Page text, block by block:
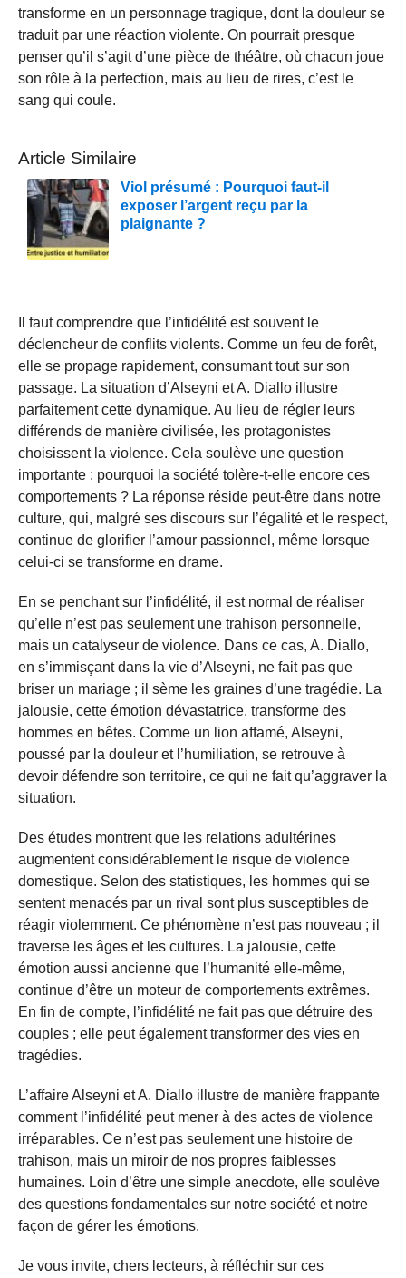
transforme en un personnage tragique, dont la douleur se
traduit par une réaction violente. On pourrait presque
penser qu’il s’agit d’une pièce de théâtre, où chacun joue
son rôle à la perfection, mais au lieu de rires, c’est le
sang qui coule.
Article Similaire
Viol présumé : Pourquoi faut-il
exposer l’argent reçu par la
plaignante ?
Il faut comprendre que l’infidélité est souvent le
déclencheur de conflits violents. Comme un feu de forêt,
elle se propage rapidement, consumant tout sur son
passage. La situation d’Alseyni et A. Diallo illustre
parfaitement cette dynamique. Au lieu de régler leurs
différends de manière civilisée, les protagonistes
choisissent la violence. Cela soulève une question
importante : pourquoi la société tolère-t-elle encore ces
comportements ? La réponse réside peut-être dans notre
culture, qui, malgré ses discours sur l’égalité et le respect,
continue de glorifier l’amour passionnel, même lorsque
celui-ci se transforme en drame.
En se penchant sur l’infidélité, il est normal de réaliser
qu’elle n’est pas seulement une trahison personnelle,
mais un catalyseur de violence. Dans ce cas, A. Diallo,
en s’immisçant dans la vie d’Alseyni, ne fait pas que
briser un mariage ; il sème les graines d’une tragédie. La
jalousie, cette émotion dévastatrice, transforme des
hommes en bêtes. Comme un lion affamé, Alseyni,
poussé par la douleur et l’humiliation, se retrouve à
devoir défendre son territoire, ce qui ne fait qu’aggraver la
situation.
Des études montrent que les relations adultérines
augmentent considérablement le risque de violence
domestique. Selon des statistiques, les hommes qui se
sentent menacés par un rival sont plus susceptibles de
réagir violemment. Ce phénomène n’est pas nouveau ; il
traverse les âges et les cultures. La jalousie, cette
émotion aussi ancienne que l’humanité elle-même,
continue d’être un moteur de comportements extrêmes.
En fin de compte, l’infidélité ne fait pas que détruire des
couples ; elle peut également transformer des vies en
tragédies.
L’affaire Alseyni et A. Diallo illustre de manière frappante
comment l’infidélité peut mener à des actes de violence
irréparables. Ce n’est pas seulement une histoire de
trahison, mais un miroir de nos propres faiblesses
humaines. Loin d’être une simple anecdote, elle soulève
des questions fondamentales sur notre société et notre
façon de gérer les émotions.
Je vous invite, chers lecteurs, à réfléchir sur ces